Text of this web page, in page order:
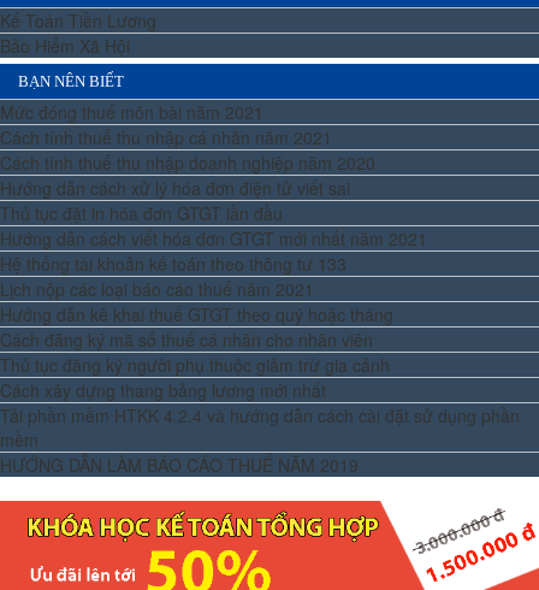
Kế Toán Tiền Lương
Bảo Hiểm Xã Hội
BẠN NÊN BIẾT
Mức đóng thuế môn bài năm 2021
Cách tính thuế thu nhập cá nhân năm 2021
Cách tính thuế thu nhập doanh nghiệp năm 2020
Hướng dẫn cách xử lý hóa đơn điện tử viết sai
Thủ tục đặt in hóa đơn GTGT lần đầu
Hướng dẫn cách viết hóa đơn GTGT mới nhất năm 2021
Hệ thống tài khoản kế toán theo thông tư 133
Lịch nộp các loại báo cáo thuế năm 2021
Hướng dẫn kê khai thuế GTGT theo quý hoặc tháng
Cách đăng ký mã số thuế cá nhân cho nhân viên
Thủ tục đăng ký người phụ thuộc giảm trừ gia cảnh
Cách xây dựng thang bảng lương mới nhất
Tải phần mềm HTKK 4.2.4 và hướng dẫn cách cài đặt sử dụng phần
mềm
HƯỚNG DẪN LÀM BÁO CÁO THUẾ NĂM 2019